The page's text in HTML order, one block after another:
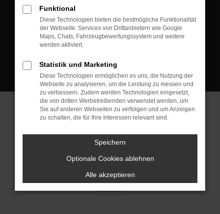
Kontakt:
Tel.: +49 3745 760 90 20
Fax: +49 3745 760 90 21
Mail: fj@jakob-trading.com
Cookie Einstellungen
© 2026 Jakob Trading GmbH | Neustädter Straße 1 | DE-08223
Neustadt/Vogtland | fj@jakob-trading.com | Webdesign by audaris.de
Funktional
Diese Technologien bieten die bestmögliche Funktionalität
der Webseite. Services von Drittanbietern wie Google
Maps, Chats, Fahrzeugbewertungssystem und weitere
werden aktiviert.
Statistik und Marketing
Diese Technologien ermöglichen es uns, die Nutzung der
Webseite zu analysieren, um die Leistung zu messen und
zu verbessern. Zudem werden Technologien eingesetzt,
die von dritten Werbetreibenden verwendet werden, um
Sie auf anderen Webseiten zu verfolgen und um Anzeigen
zu schalten, die für Ihre Interessen relevant sind.
Speichern
Optionale Cookies ablehnen
Alle akzeptieren